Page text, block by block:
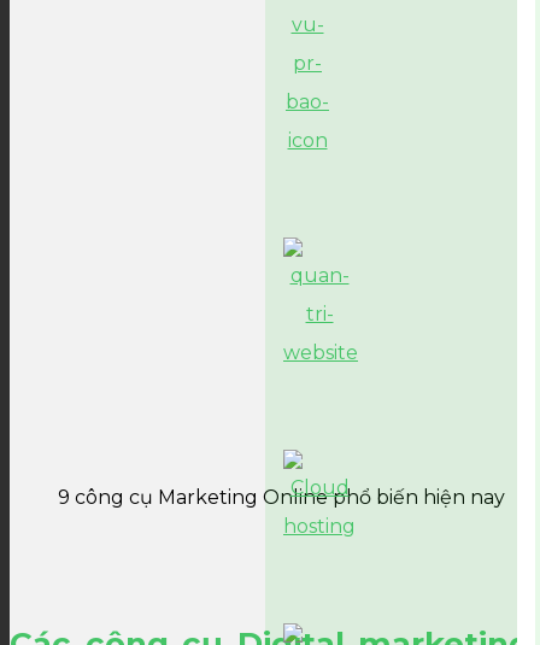
9 công cụ Marketing Online phổ biến hiện nay